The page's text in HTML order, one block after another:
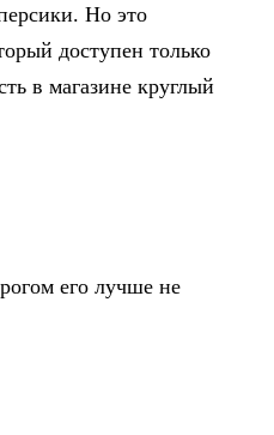
Но это
доступен только
в магазине круглый
его лучше не